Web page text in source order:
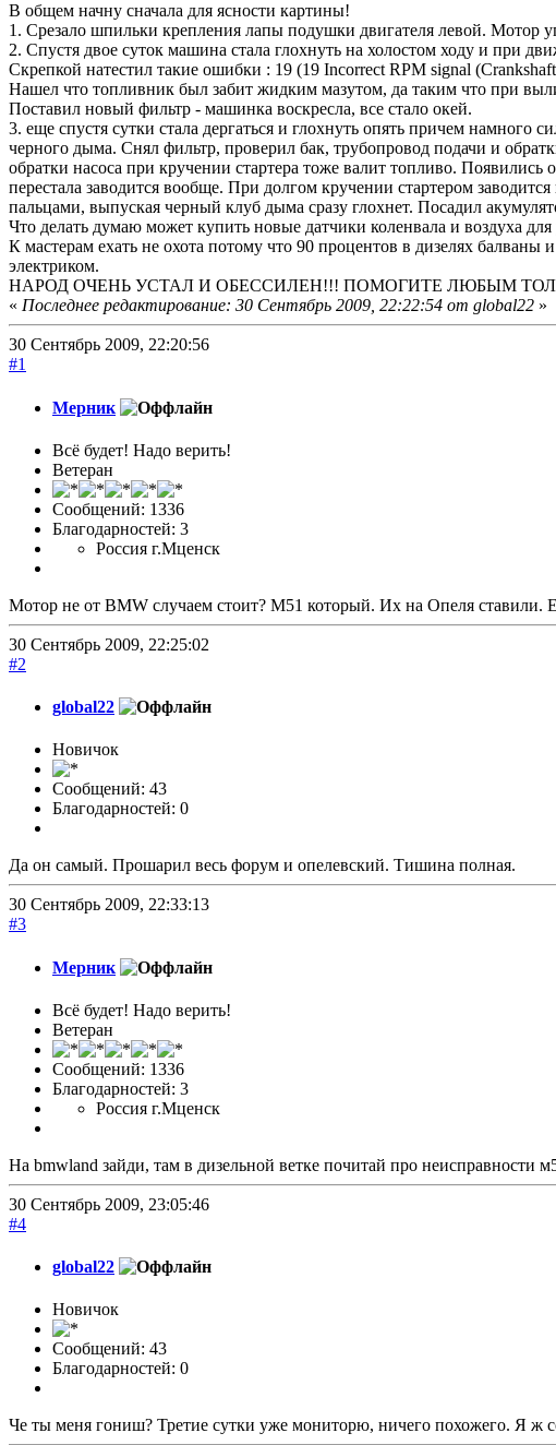
В общем начну сначала для ясности картины!
1. Срезало шпильки крепления лапы подушки двигателя левой. Мотор
2. Спустя двое суток машина стала глохнуть на холостом ходу и при
Скрепкой натестил такие ошибки : 19 (19 Incorrect RPM signal
Нашел что топливник был забит жидким мазутом, да таким что при
Поставил новый фильтр - машинка воскресла, все стало окей.
3. еще спустя сутки стала дергаться и глохнуть опять причем намного
черного дыма. Снял фильтр, проверил бак, трубопровод подачи и
обратки насоса при кручении стартера тоже валит топливо.
перестала заводится вообще. При долгом кручении стартером
пальцами, выпуская черный клуб дыма сразу глохнет. Посадил
Что делать думаю может купить новые датчики коленвала и воздуха для
К мастерам ехать не охота потому что 90 процентов в дизелях
электриком.
НАРОД ОЧЕНЬ УСТАЛ И ОБЕССИЛЕН!!! ПОМОГИТЕ ЛЮБЫМ
« Последнее редактирование: 30 Сентябрь 2009, 22:22:54 от global22 »
30 Сентябрь 2009, 22:20:56
#1
Мерник
Всё будет! Надо верить!
Ветеран
Сообщений: 1336
Благодарностей: 3
Россия г.Мценск
Мотор не от BMW случаем стоит? М51 который. Их на Опеля ставили.
30 Сентябрь 2009, 22:25:02
#2
global22
Новичок
Сообщений: 43
Благодарностей: 0
Да он самый. Прошарил весь форум и опелевский. Тишина полная.
30 Сентябрь 2009, 22:33:13
#3
Мерник
Всё будет! Надо верить!
Ветеран
Сообщений: 1336
Благодарностей: 3
Россия г.Мценск
На bmwland зайди, там в дизельной ветке почитай про неисправности
30 Сентябрь 2009, 23:05:46
#4
global22
Новичок
Сообщений: 43
Благодарностей: 0
Че ты меня гониш? Третие сутки уже мониторю, ничего похожего. Я ж